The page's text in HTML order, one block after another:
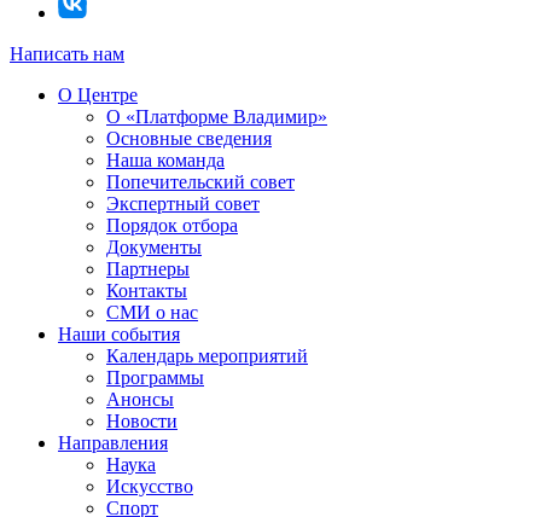
Написать нам
О Центре
О «Платформе Владимир»
Основные сведения
Наша команда
Попечительский совет
Экспертный совет
Порядок отбора
Документы
Партнеры
Контакты
СМИ о нас
Наши события
Календарь мероприятий
Программы
Анонсы
Новости
Направления
Наука
Искусство
Спорт